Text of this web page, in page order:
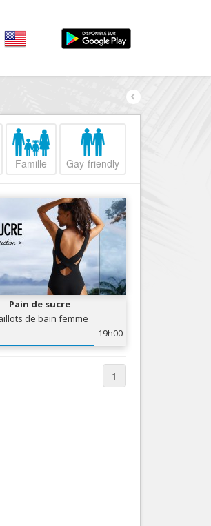
...
...
Par quartiers
Nice Promenade du
Nice le Port
Nice le Vieux Nice
Nice le Coeur de Ville
Nice les Collines Niçoises
Nice le petit Marais Niçois
Nice la plaine du Var
Nice Aéroport
Famille Gay-friendly
Pain de sucre
de bain femme
19h00
1